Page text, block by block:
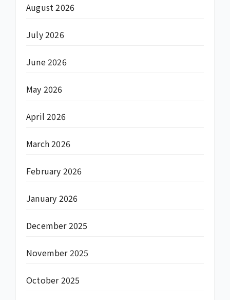
August 2026
July 2026
June 2026
May 2026
April 2026
March 2026
February 2026
January 2026
December 2025
November 2025
October 2025